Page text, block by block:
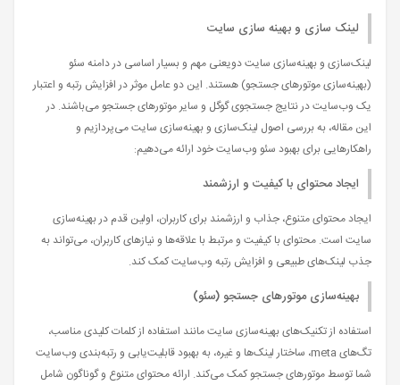
لینک سازی و بهینه سازی سایت
لینک‌سازی و بهینه‌سازی سایت دویعنی مهم و بسیار اساسی در دامنه سئو
(بهینه‌سازی موتورهای جستجو) هستند. این دو عامل موثر در افزایش رتبه و اعتبار
یک وب‌سایت در نتایج جستجوی گوگل و سایر موتورهای جستجو می‌باشند. در
این مقاله، به بررسی اصول لینک‌سازی و بهینه‌سازی سایت می‌پردازیم و
راهکارهایی برای بهبود سئو وب‌سایت خود ارائه می‌دهیم:
ایجاد محتوای با کیفیت و ارزشمند
ایجاد محتوای متنوع، جذاب و ارزشمند برای کاربران، اولین قدم در بهینه‌سازی
سایت است. محتوای با کیفیت و مرتبط با علاقه‌ها و نیازهای کاربران، می‌تواند به
جذب لینک‌های طبیعی و افزایش رتبه وب‌سایت کمک کند.
بهینه‌سازی موتورهای جستجو (سئو)
استفاده از تکنیک‌های بهینه‌سازی سایت مانند استفاده از کلمات کلیدی مناسب،
تگ‌های meta، ساختار لینک‌ها و غیره، به بهبود قابلیت‌یابی و رتبه‌بندی وب‌سایت
شما توسط موتورهای جستجو کمک می‌کند. ارائه محتوای متنوع و گوناگون شامل